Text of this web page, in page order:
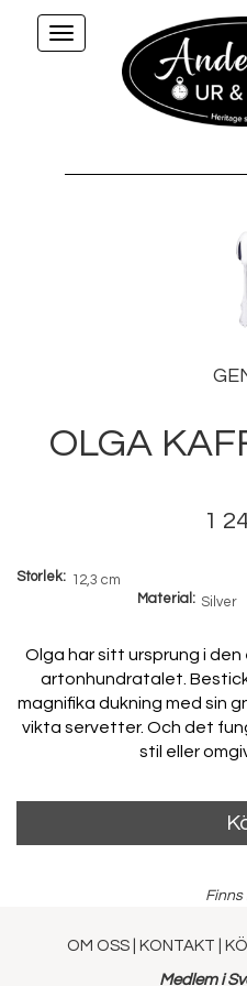
Toggle
navigation
OLGA
1
Storlek
Material
Olga har sitt ursprung i
artonhundratalet.
magnifika dukning med sin
vikta servetter. Och det
stil eller
Finns
OM OSS KONTAKT
Medlem i